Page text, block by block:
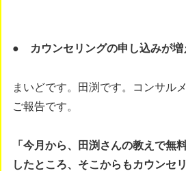
● カウンセリングの申し込みが増
まいどです。田渕です。コンサル
ご報告です。
「今月から、田渕さんの教えで無
したところ、そこからもカウンセ